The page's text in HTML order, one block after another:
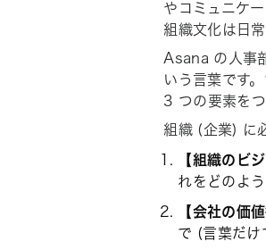
やコミュニケ
組織文化は日
Asana の人事
いう言葉です
3 つの要素をつ
組織 (企業) に
【組織のビ
れをどのよ
【会社の価値
で (言葉だけ